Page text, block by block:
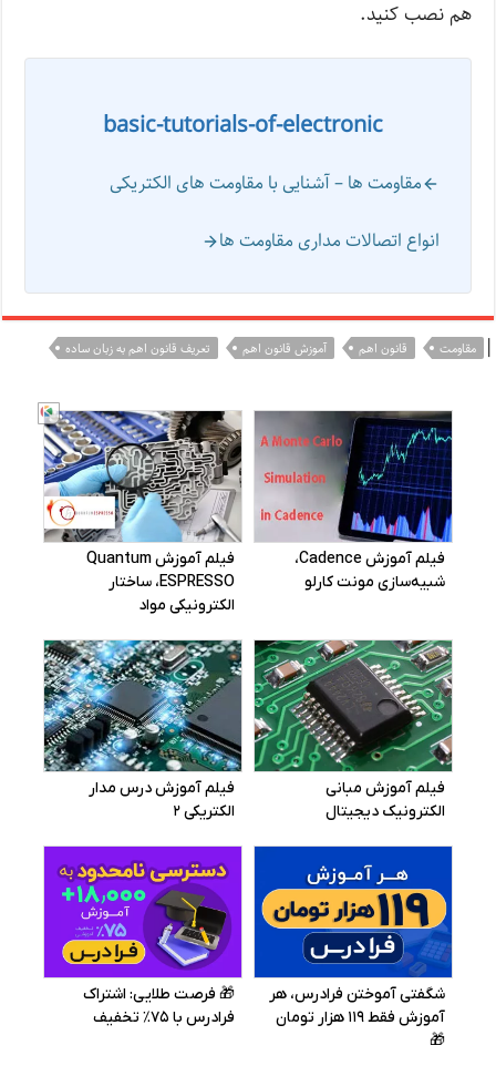
هم نصب کنید.
basic-tutorials-of-electronic
مقاومت‌ ها – آشنایی با مقاومت های الکتریکی
انواع اتصالات مداری مقاومت‌ ها
| مقاومت قانون اهم آموزش قانون اهم تعریف قانون اهم به زبان ساده